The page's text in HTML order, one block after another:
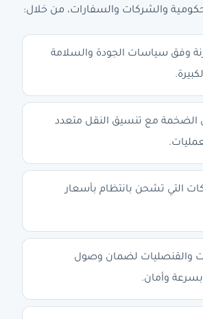
والشركات والسفارات، من خلال:
وفق سياسات الجودة والسلامة
الضخمة مع تنسيق النقل متعدد
التي تشحن بانتظام بأسعار
والقنصليات لضمان وصول
وأمان.